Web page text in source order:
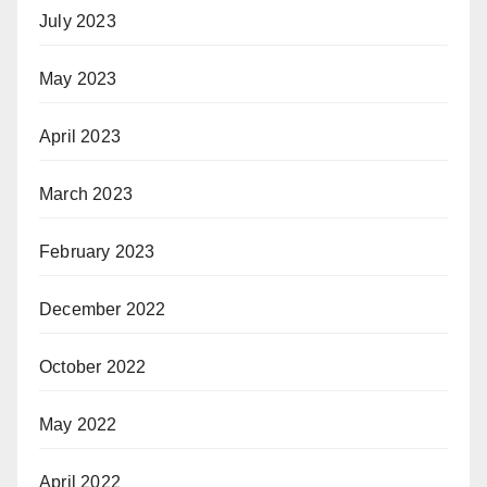
July 2023
May 2023
April 2023
March 2023
February 2023
December 2022
October 2022
May 2022
April 2022